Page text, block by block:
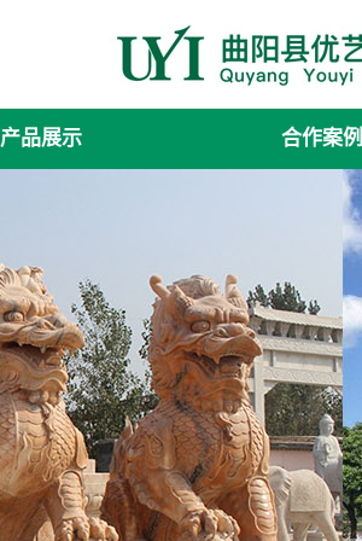
产品展示 合作案例